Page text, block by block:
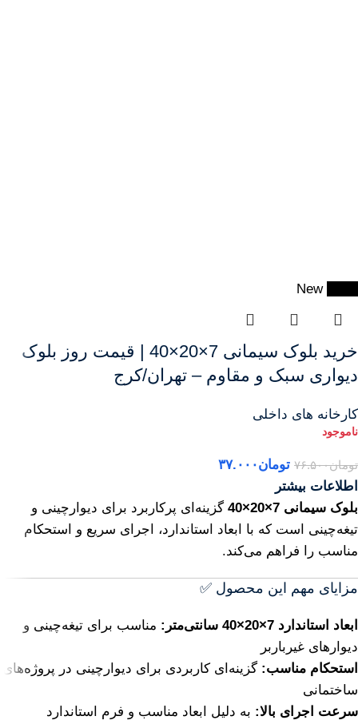
New
خرید بلوک سیمانی 7×20×40 | قیمت روز بلوک
دیواری سبک و مقاوم – تهران/کرج
کارخانه های داخلی
تومان۷۶.۵۰۰ تومان۳۷.۰۰۰
اطلاعات بیشتر
بلوک سیمانی 7×20×40
گزینه‌ای پرکاربرد برای دیوارچینی و
تیغه‌چینی است که با ابعاد استاندارد، اجرای سریع و استحکام
مناسب را فراهم می‌کند.
مزایای مهم این محصول ✅
ابعاد استاندارد 7×20×40 سانتی‌متر:
مناسب برای تیغه‌چینی و
دیوارهای غیرباربر
استحکام مناسب: گزینه‌ای کاربردی برای دیوارچینی در پروژه‌های
ساختمانی
سرعت اجرای بالا: به دلیل ابعاد مناسب و فرم استاندارد